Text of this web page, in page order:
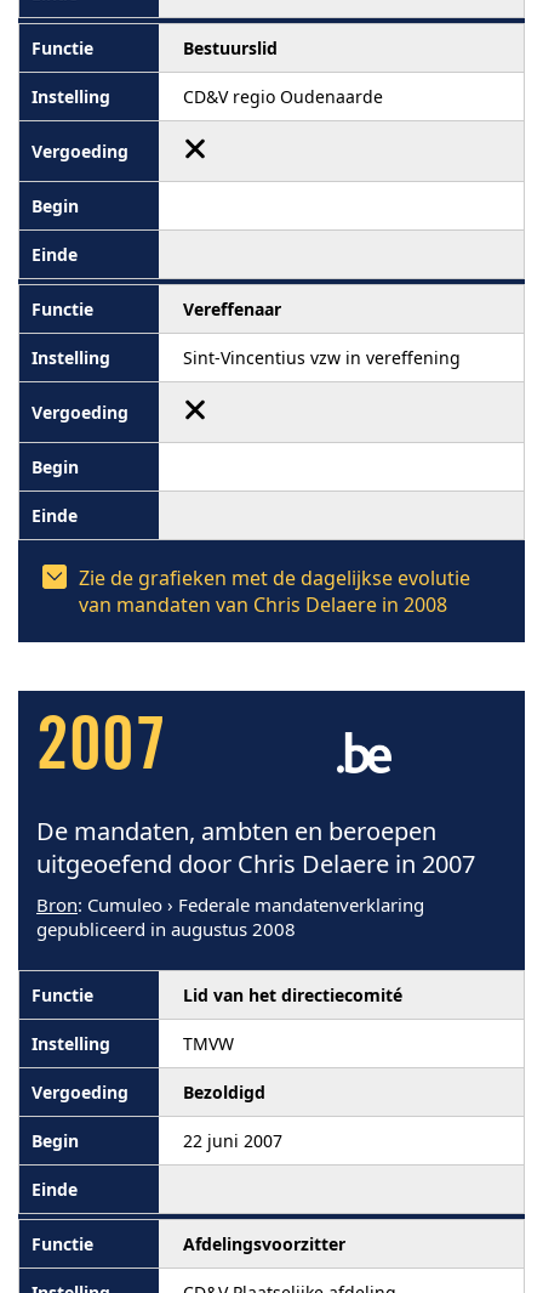
Bestuurslid
CD&V regio Oudenaarde
Vereffenaar
Sint-Vincentius vzw in vereffening
Zie de grafieken met de dagelijkse evolutie
van mandaten van Chris Delaere in 2008
2007
De mandaten, ambten en beroepen
uitgeoefend door Chris Delaere in 2007
Bron: Cumuleo › Federale mandatenverklaring
gepubliceerd in augustus 2008
Lid van het directiecomité
TMVW
Bezoldigd
22 juni 2007
Afdelingsvoorzitter